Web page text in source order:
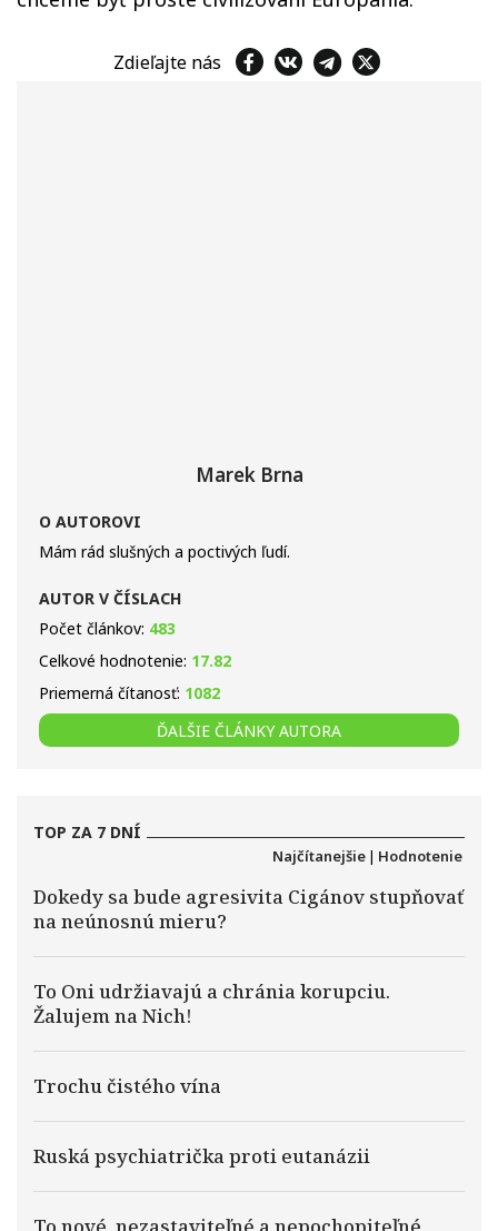
Zdieľajte nás
Marek Brna
O AUTOROVI
Mám rád slušných a poctivých ľudí.
AUTOR V ČÍSLACH
Počet článkov: 483
Celkové hodnotenie: 17.82
Priemerná čítanosť: 1082
ĎALŠIE ČLÁNKY AUTORA
TOP ZA 7 DNÍ
Najčítanejšie | Hodnotenie
Dokedy sa bude agresivita Cigánov stupňovať
na neúnosnú mieru?
To Oni udržiavajú a chránia korupciu.
Žalujem na Nich!
Trochu čistého vína
Ruská psychiatrička proti eutanázii